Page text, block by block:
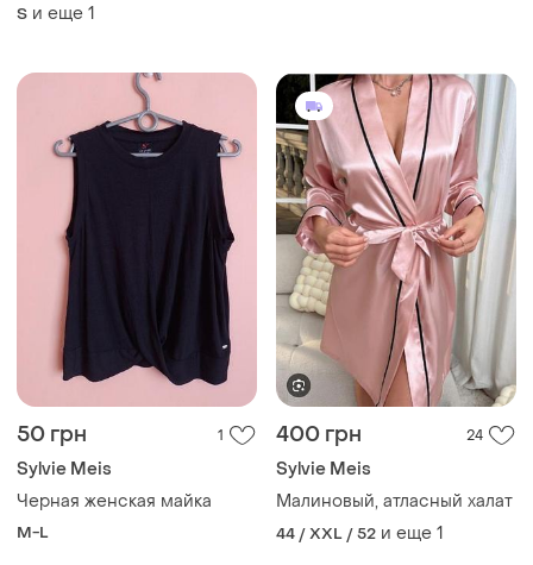
S и еще 1
50 грн 1
Sylvie Meis
Черная женская майка
M-L
400 грн 24
Sylvie Meis
Малиновый, атласный халат
44 / XXL / 52 и еще 1